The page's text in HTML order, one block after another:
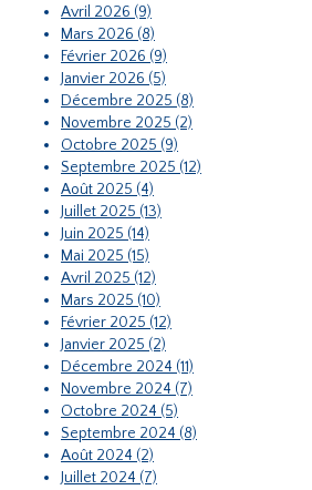
Avril 2026 (9)
Mars 2026 (8)
Février 2026 (9)
Janvier 2026 (5)
Décembre 2025 (8)
Novembre 2025 (2)
Octobre 2025 (9)
Septembre 2025 (12)
Août 2025 (4)
Juillet 2025 (13)
Juin 2025 (14)
Mai 2025 (15)
Avril 2025 (12)
Mars 2025 (10)
Février 2025 (12)
Janvier 2025 (2)
Décembre 2024 (11)
Novembre 2024 (7)
Octobre 2024 (5)
Septembre 2024 (8)
Août 2024 (2)
Juillet 2024 (7)